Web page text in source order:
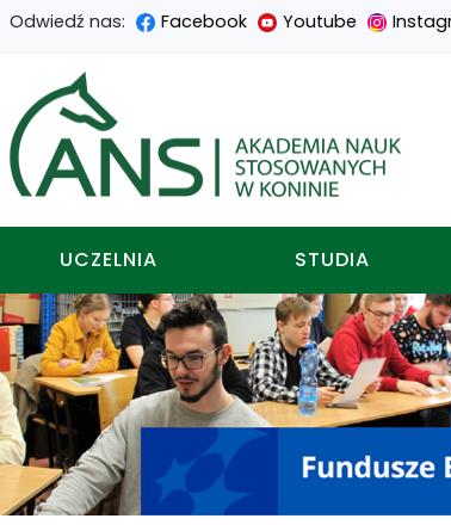
Przejdź
do
treści
głównej
Przejdź
do
menu
nawigacyjnego
Przejdź
do
wyszukiwarki
Przejdź
do
mapy
strony
Odwiedź nas: Facebook Youtube
Akademia nauk
UCZELNIA STUDIA